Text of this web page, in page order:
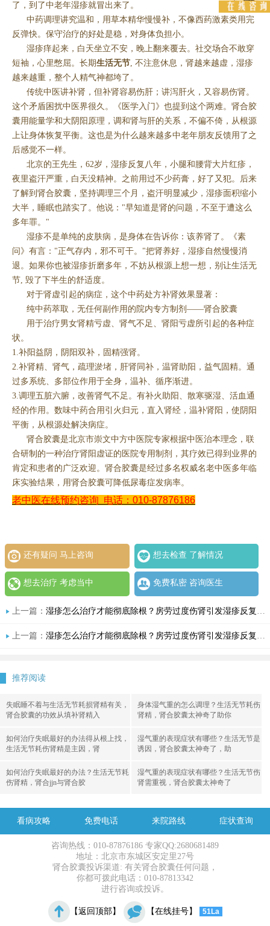
了，到了中老年湿疹就冒出来了。
中药调理讲究温和，用草本精华慢慢补，不像西药激素类用完
反弹快。保守治疗的好处是稳，对身体负担小。
湿疹痒起来，白天坐立不安，晚上翻来覆去。社交场合不敢穿
短袖，心里憋屈。长期生活无节, 不注意休息，肾越来越虚，湿疹
越来越重，整个人精气神都垮了。
传统中医讲补肾，但补肾容易伤肝；讲泻肝火，又容易伤肾。
这个矛盾困扰中医界很久。《医学入门》也提到这个两难。肾合胶
囊用能量学和大阴阳原理，调和肾与肝的关系，不偏不倚，从根源
上让身体恢复平衡。这也是为什么越来越多中老年朋友反馈用了之
后感觉不一样。
北京的王先生，62岁，湿疹反复八年，小腿和腰背大片红疹，
夜里盗汗严重，白天没精神。之前用过不少药膏，好了又犯。后来
了解到肾合胶囊，坚持调理三个月，盗汗明显减少，湿疹面积缩小
大半，睡眠也踏实了。他说："早知道是肾的问题，不至于遭这么
多年罪。"
湿疹不是单纯的皮肤病，是身体在告诉你：该养肾了。《素
问》有言："正气存内，邪不可干。"把肾养好，湿疹自然慢慢消
退。如果你也被湿疹折磨多年，不妨从根源上想一想，别让生活无
节, 毁了下半生的舒适度。
对于肾虚引起的病症，这个中药处方补肾效果显著：
纯中药萃取，无任何副作用的院内专方制剂——肾合胶囊
用于治疗男女肾精亏虚、肾气不足、肾阳亏虚所引起的各种症
状。
1.补阳益阴，阴阳双补，固精强肾。
2.补肾精、肾气，疏理淤堵，肝肾同补，温肾助阳，益气固精。通
过多系统、多部位作用于全身，温补、循序渐进。
3.调理五脏六腑，改善肾气不足。有补火助阳、散寒驱湿、活血通
经的作用。数味中药合用引火归元，直入肾经，温补肾阳，使阴阳
平衡，从根源处解决病症。
肾合胶囊是北京市崇文中方中医院专家根据中医治本理念，联
合研制的一种治疗肾阳虚证的医院专用制剂，其疗效已得到业界的
肯定和患者的广泛欢迎。肾合胶囊是经过多名权威名老中医多年临
床实验结果，用肾合胶囊可降低尿毒症发病率。
老中医在线预约咨询 电话：010-87876186
还有疑问 马上咨询 想去检查 了解情况
想去治疗 考虑当中 免费私密 咨询医生
上一篇： 湿疹怎么治疗才能彻底除根？房劳过度伤肾引发湿疹反复不止，肾合胶囊能治好什么病？看看肾合jjn的调理思路
上一篇： 湿疹怎么治疗才能彻底除根？房劳过度伤肾引发湿疹反复不止，肾合胶囊能治好什么病？看看肾合jjn的调理思路
推荐阅读
失眠睡不着与生活无节耗损肾精有关，
肾合胶囊的功效从填补肾精入
身体湿气重的怎么调理？生活无节耗伤
肾精，肾合胶囊太神奇了助你
如何治疗失眠最好的办法得从根上找，
生活无节耗伤肾精是主因，肾
湿气重的表现症状有哪些？生活无节是
诱因，肾合胶囊太神奇了，助
如何治疗失眠最好的办法？生活无节耗
伤肾精，肾合jjn与肾合胶
湿气重的表现症状有哪些？生活无节伤
肾需重视，肾合胶囊太神奇了
看病攻略 免费电话 来院路线 症状查询
咨询热线：010-87876186 专家QQ:2680681489
地址：北京市东城区安定里27号
肾合胶囊投诉渠道: 有关肾合胶囊任何问题，
你都可拨此电话：010-87813342
进行咨询或投诉。
【返回顶部】 【在线挂号】 51La